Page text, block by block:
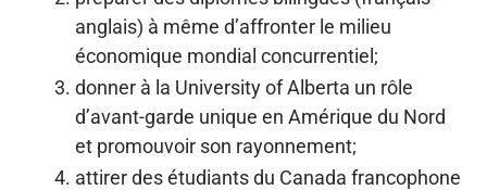
anglais) à même d’affronter le milieu
économique mondial concurrentiel;
donner à la University of Alberta un rôle
d’avant-garde unique en Amérique du Nord
et promouvoir son rayonnement;
attirer des étudiants du Canada francophone